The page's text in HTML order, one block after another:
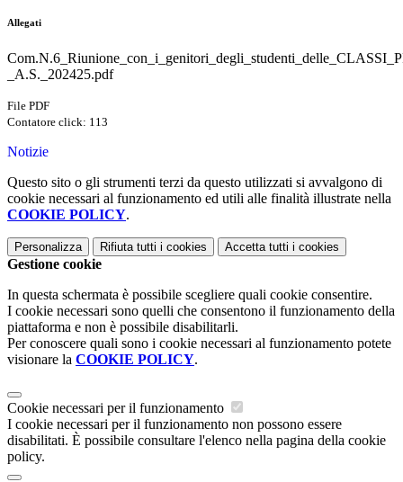
Allegati
_A.S._202425.pdf
File PDF
Contatore click: 113
Notizie
Questo sito o gli strumenti terzi da questo utilizzati si avvalgono di
cookie necessari al funzionamento ed utili alle finalità illustrate nella
COOKIE POLICY.
Personalizza Rifiuta tutti i cookies Accetta tutti i cookies
Gestione cookie
In questa schermata è possibile scegliere quali cookie consentire.
I cookie necessari sono quelli che consentono il funzionamento della
piattaforma e non è possibile disabilitarli.
Per conoscere quali sono i cookie necessari al funzionamento potete
visionare la COOKIE POLICY.
Cookie necessari per il funzionamento
I cookie necessari per il funzionamento non possono essere
disabilitati. È possibile consultare l'elenco nella pagina della cookie
policy.